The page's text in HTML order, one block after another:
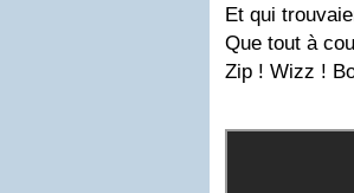
Et qui
Que tout à
Zip ! Wizz !